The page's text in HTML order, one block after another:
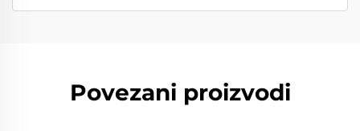
Povezani proizvodi